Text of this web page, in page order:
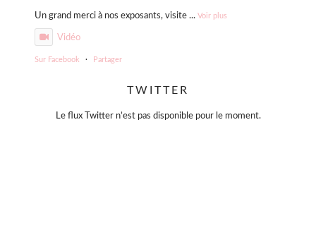
Un grand merci à nos exposants, visite ... Voir plus
Vidéo
Sur Facebook · Partager
4 mois il y a
TWITTER
Le flux Twitter n’est pas disponible pour le moment.